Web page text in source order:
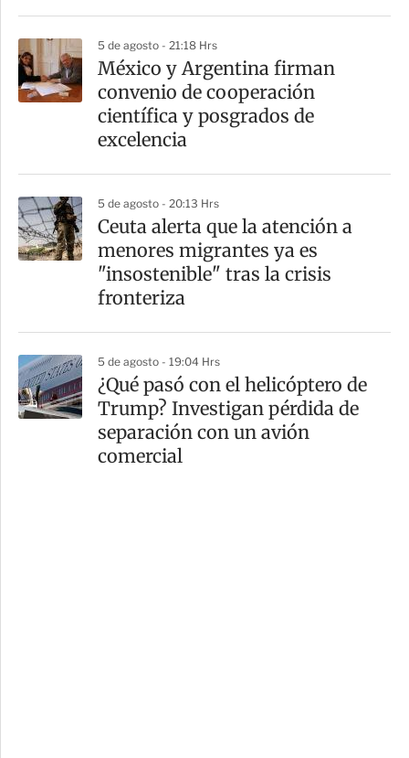
5 de agosto - 21:18 Hrs
México y Argentina firman
convenio de cooperación
científica y posgrados de
excelencia
5 de agosto - 20:13 Hrs
Ceuta alerta que la atención a
menores migrantes ya es
"insostenible" tras la crisis
fronteriza
5 de agosto - 19:04 Hrs
¿Qué pasó con el helicóptero de
Trump? Investigan pérdida de
separación con un avión
comercial